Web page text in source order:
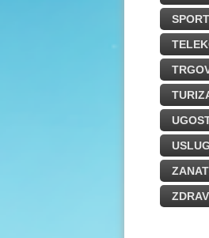
SPORT